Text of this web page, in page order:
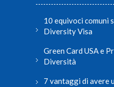
10 equivoci comuni
Diversity Visa
Green Card USA e
Diversità
7 vantaggi di avere